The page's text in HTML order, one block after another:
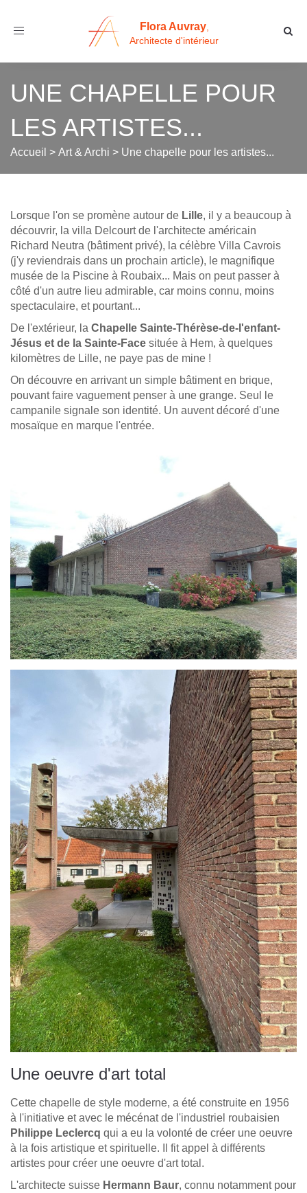
Toggle
Flora Auvray,
Architecte d'intérieur
UNE CHAPELLE POUR
LES ARTISTES...
Accueil > Art & Archi > Une chapelle pour les artistes...
Lorsque l'on se promène autour de Lille, il y a beaucoup à
découvrir, la villa Delcourt de l'architecte américain
Richard Neutra (bâtiment privé), la célèbre Villa Cavrois
(j'y reviendrais dans un prochain article), le magnifique
musée de la Piscine à Roubaix... Mais on peut passer à
côté d'un autre lieu admirable, car moins connu, moins
spectaculaire, et pourtant...
De l'extérieur, la Chapelle Sainte-Thérèse-de-l'enfant-
Jésus et de la Sainte-Face située à Hem, à quelques
kilomètres de Lille, ne paye pas de mine !
On découvre en arrivant un simple bâtiment en brique,
pouvant faire vaguement penser à une grange. Seul le
campanile signale son identité. Un auvent décoré d'une
mosaïque en marque l'entrée.
Une oeuvre d'art total
Cette chapelle de style moderne, a été construite en 1956
à l'initiative et avec le mécénat de l'industriel roubaisien
Philippe Leclercq qui a eu la volonté de créer une oeuvre
à la fois artistique et spirituelle. Il fit appel à différents
artistes pour créer une oeuvre d'art total.
L'architecte suisse Hermann Baur, connu notamment pour